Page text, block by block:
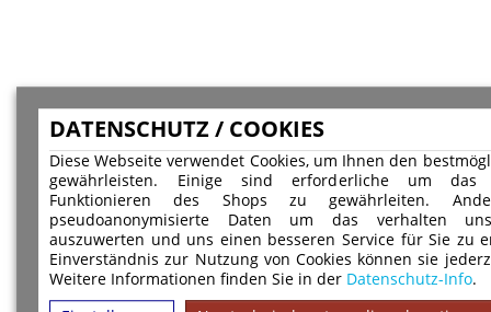
DATENSCHUTZ / COOKIES
Diese Webseite verwendet Cookies, um Ihnen den
gewährleisten. Einige sind erforderliche um das
Funktionieren des Shops zu gewährleiten.
pseudoanonymisierte Daten um das verhalten
auszuwerten und uns einen besseren Service für Sie zu
Einverständnis zur Nutzung von Cookies können sie
Weitere Informationen finden Sie in der Datenschutz-Info.